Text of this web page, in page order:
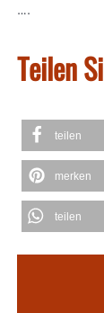
….
Teilen
teilen
merken
teilen